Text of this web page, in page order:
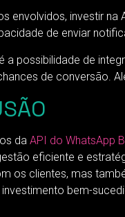
envolvidos, investir
de enviar
a possibilidade de
de conversão.
da API do WhatsApp
eficiente e
os clientes, mas
bem-